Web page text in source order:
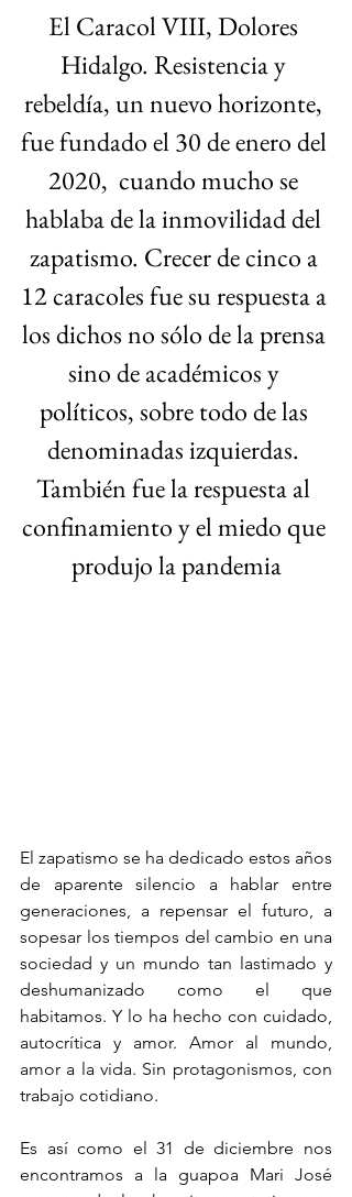
El Caracol VIII, Dolores
Hidalgo. Resistencia y
rebeldía, un nuevo horizonte,
fue fundado el 30 de enero del
2020,  cuando mucho se
hablaba de la inmovilidad del
zapatismo. Crecer de cinco a
12 caracoles fue su respuesta a
los dichos no sólo de la prensa
sino de académicos y
políticos, sobre todo de las
denominadas izquierdas.
También fue la respuesta al
confinamiento y el miedo que
produjo la pandemia
El zapatismo se ha dedicado estos años
de aparente silencio a hablar entre
generaciones, a repensar el futuro, a
sopesar los tiempos del cambio en una
sociedad y un mundo tan lastimado y
deshumanizado como el que
habitamos. Y lo ha hecho con cuidado,
autocrítica y amor. Amor al mundo,
amor a la vida. Sin protagonismos, con
trabajo cotidiano.
Es así como el 31 de diciembre nos
encontramos a la guapoa Mari José